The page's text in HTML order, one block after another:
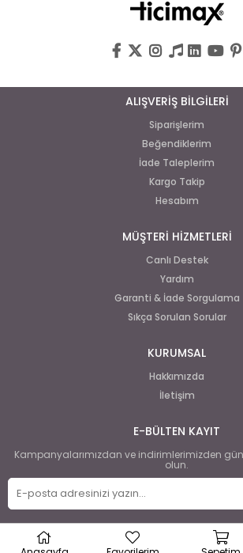
ALIŞVERİŞ BİLGİLERİ
Siparişlerim
Beğendiklerim
İade Taleplerim
Kargo Takip
Hesabım
MÜŞTERİ HİZMETLERİ
Canlı Destek
Yardım
Garanti & İade Sorgulama
Sıkça Sorulan Sorular
KURUMSAL
Hakkımızda
İletişim
E-BÜLTEN KAYIT
Kampanyalarımızdan ve indirimlerimizden
olun.